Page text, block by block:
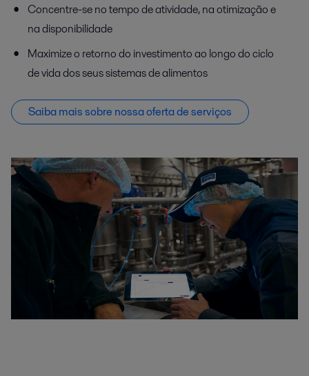
Concentre-se no tempo de atividade, na otimização e
na disponibilidade
Maximize o retorno do investimento ao longo do ciclo
de vida dos seus sistemas de alimentos
Saiba mais sobre nossa oferta de serviços